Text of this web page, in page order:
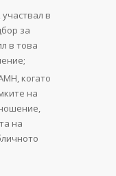
в
за
в това
когато
на
на